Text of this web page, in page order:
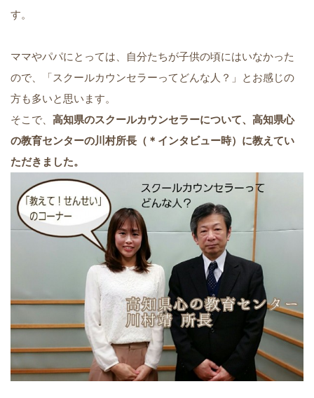
す。
ママやパパにとっては、自分たちが子供の頃にはいなかった
ので、「スクールカウンセラーってどんな人？」とお感じの
方も多いと思います。
そこで、 高知県のスクールカウンセラーについて、高知県心
の教育センターの川村所長（＊インタビュー時）に教えてい
ただきました。